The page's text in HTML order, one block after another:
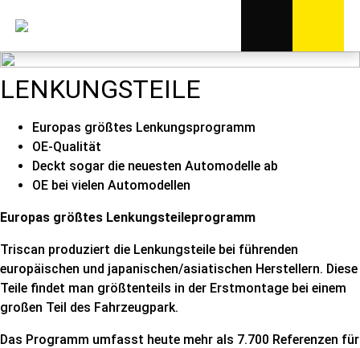
LENKUNGSTEILE
Europas größtes Lenkungsprogramm
OE-Qualität
Deckt sogar die neuesten Automodelle ab
OE bei vielen Automodellen
Europas größtes Lenkungsteileprogramm
Triscan produziert die Lenkungsteile bei führenden
europäischen und japanischen/asiatischen Herstellern. Diese
Teile findet man größtenteils in der Erstmontage bei einem
großen Teil des Fahrzeugpark.
Das Programm umfasst heute mehr als 7.700 Referenzen für